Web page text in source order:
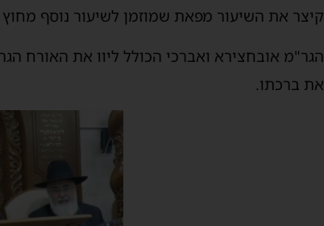
קיצר את השיעור מפאת שמוזמן לשיעור נוסף
הגר"מ אובחצירא ואברכי הכולל ליוו את האורח
את ברכתו.